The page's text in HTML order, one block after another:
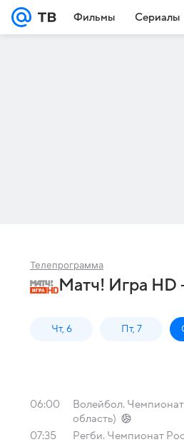
Фильмы Сериалы
Телепрограмма
Матч! Игра HD
Чт, 6 Пт, 7
06:00
Волейбол.
область)
07:35
Регби. Чемпионат